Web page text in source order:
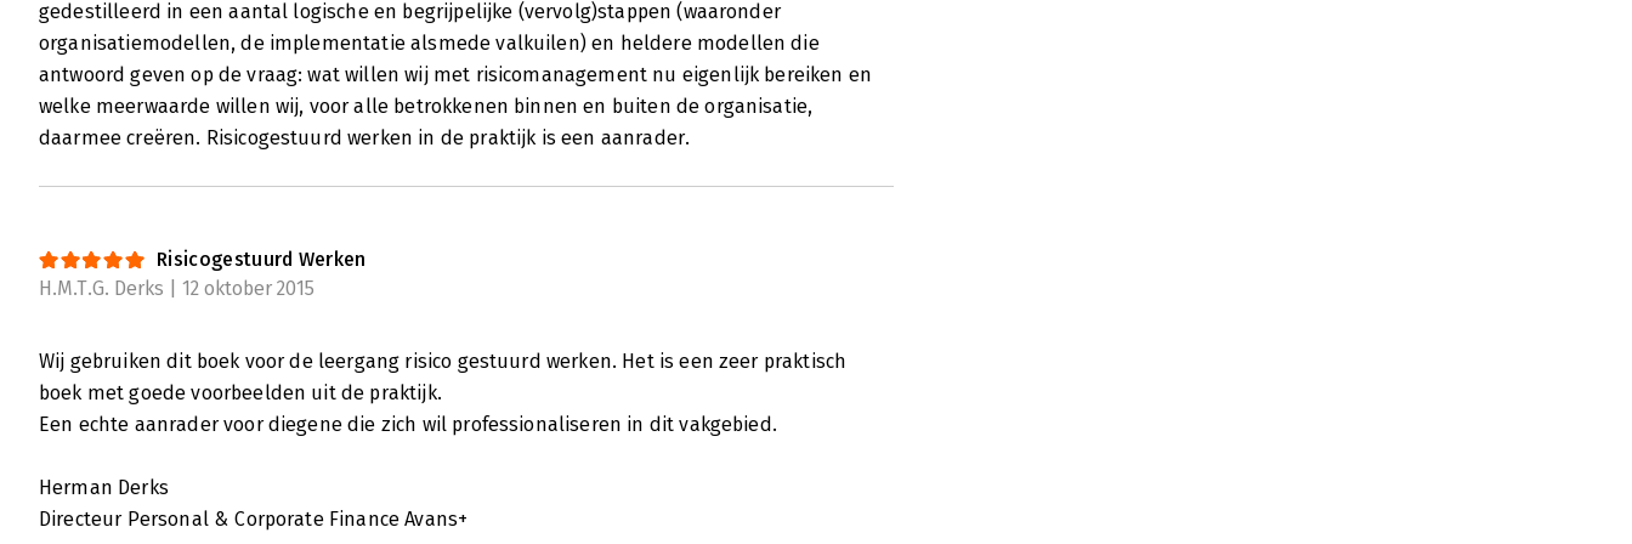
Martin van Staveren is een senior risk professional in risicomanagementland. Op
basis van zijn jarenlange ervaring schreef hij een boek dat zo stampvol met
tabellen, lijstjes, tips en aanbevelingen staat, dat géén enkele project-,
programma-, proces- of risicomanager er meer omheen kan: Risicogestuurd
werken in de praktijk.
gedestilleerd in een aantal logische en begrijpelijke (vervolg)stappen (waaronder
organisatiemodellen, de implementatie alsmede valkuilen) en heldere modellen die
antwoord geven op de vraag: wat willen wij met risicomanagement nu eigenlijk bereiken en
welke meerwaarde willen wij, voor alle betrokkenen binnen en buiten de organisatie,
daarmee creëren. Risicogestuurd werken in de praktijk is een aanrader.
Risicogestuurd Werken
H.M.T.G. Derks | 12 oktober 2015
Wij gebruiken dit boek voor de leergang risico gestuurd werken. Het is een zeer praktisch
boek met goede voorbeelden uit de praktijk.
Een echte aanrader voor diegene die zich wil professionaliseren in dit vakgebied.
Herman Derks
Directeur Personal & Corporate Finance Avans+